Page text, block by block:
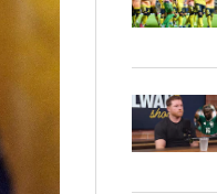
Opens
Opens